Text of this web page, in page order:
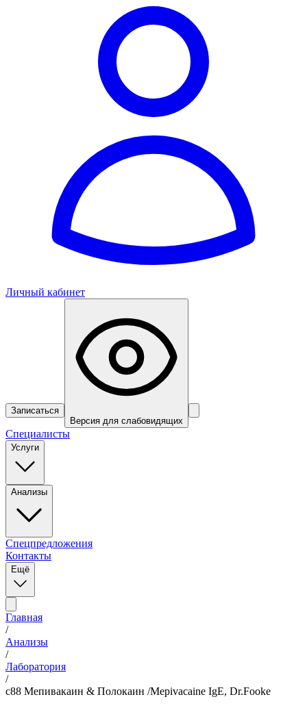
Личный кабинет
Записаться
Версия для слабовидящих
Специалисты
Услуги
Анализы
Спецпредложения
Контакты
Ещё
Главная
/
Анализы
/
Лаборатория
/
c88 Мепивакаин & Полокаин /Mepivacaine IgE, Dr.Fooke